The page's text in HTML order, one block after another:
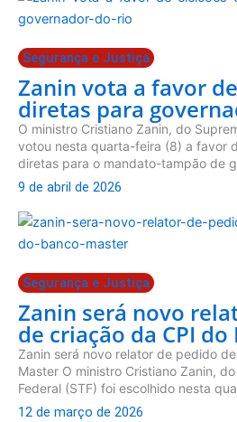
Segurança e Justiça
Zanin vota a favor
diretas para
O ministro Cristiano Zanin, do
votou nesta quarta-feira (8) a favor
diretas para o mandato-tampão de
9 de abril de 2026
Segurança e Justiça
Zanin será novo
de criação da CPI
Zanin será novo relator de pedido
Master O ministro Cristiano Zanin,
Federal (STF) foi escolhido nesta
12 de março de 2026